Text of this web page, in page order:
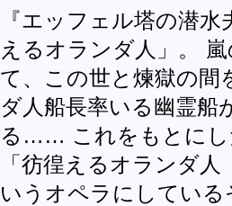
『エッフェル塔の潜
えるオランダ人」。
て、この世と煉獄の
ダ人船長率いる幽霊船
る…… これをもとにし
「彷徨えるオランダ
いうオペラにしてい